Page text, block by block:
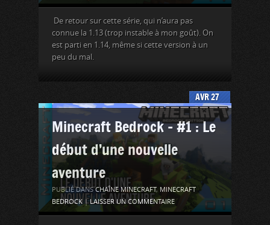
De retour sur cette série, qui n’aura pas
connue la 1.13 (trop instable à mon goût). On
est parti en 1.14, même si cette version à un
peu du mal.
27
AVR
Minecraft Bedrock – #1 : Le
début d’une nouvelle
aventure
PUBLIÉ DANSCHAÎNE MINECRAFT, MINECRAFT
BEDROCK|LAISSER UN COMMENTAIRE